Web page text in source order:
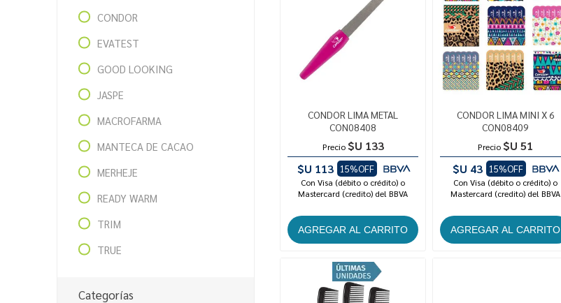
CONDOR LIMA METAL
CON08408
Precio $U 133
$U 113
15%OFF
Con Visa (débito o crédito) o
Mastercard (credito) del BBVA
CONDOR LIMA MINI X 6
CON08409
Precio $U 51
$U 43 15%OFF
Con Visa (débito o crédito) o
Mastercard (credito) del BBVA
CONDOR
EVATEST
GOOD LOOKING
JASPE
MACROFARMA
MANTECA DE CACAO
MERHEJE
READY WARM
TRIM
TRUE
Categorías